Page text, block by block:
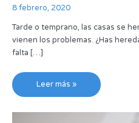
8 febrero, 2020
Tarde o temprano, las casas se
vienen los problemas. ¿Has
falta […]
Leer más »